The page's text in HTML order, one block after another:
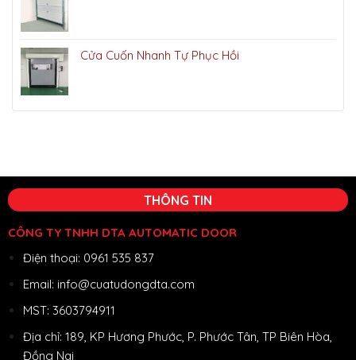
Cửa Cuốn Nhanh Tự Phục Hồi
THÔNG TIN
CÔNG TY TNHH DTA AUTOMATIC DOOR
Điện thoại: 0961 535 837
Email: info@cuatudongdta.com
MST: 3603794911
Địa chỉ: 189, KP Hương Phước, P. Phước Tân, TP Biên Hòa,
Đồng Nai